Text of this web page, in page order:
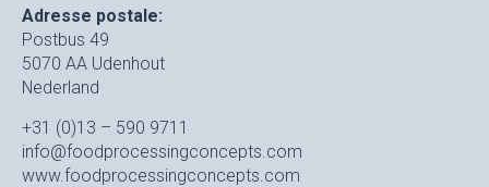
Adresse postale:
Postbus 49
5070 AA Udenhout
Nederland
+31 (0)13 – 590 9711
info@foodprocessingconcepts.com
www.foodprocessingconcepts.com